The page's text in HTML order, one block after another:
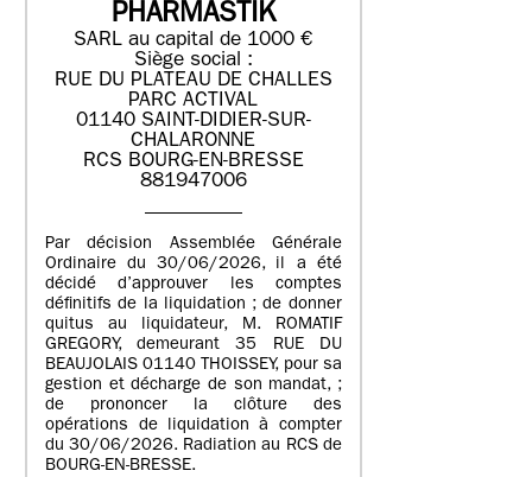
PHARMASTIK
SARL au capital de 1000 €
Siège social :
RUE DU PLATEAU DE CHALLES
PARC ACTIVAL
01140 SAINT-DIDIER-SUR-
CHALARONNE
RCS BOURG-EN-BRESSE
881947006
Par décision Assemblée Générale
Ordinaire du 30/06/2026, il a été
décidé d’approuver les comptes
définitifs de la liquidation ; de donner
quitus au liquidateur, M. ROMATIF
GREGORY, demeurant 35 RUE DU
BEAUJOLAIS 01140 THOISSEY, pour sa
gestion et décharge de son mandat, ;
de prononcer la clôture des
opérations de liquidation à compter
du 30/06/2026. Radiation au RCS de
BOURG-EN-BRESSE.